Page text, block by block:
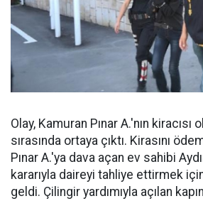
Olay, Kamuran Pınar A.'nın
sırasında ortaya çıktı. Kirasını
Pınar A.'ya dava açan ev sahibi
kararıyla daireyi tahliye ettirmek
geldi. Çilingir yardımıyla açılan